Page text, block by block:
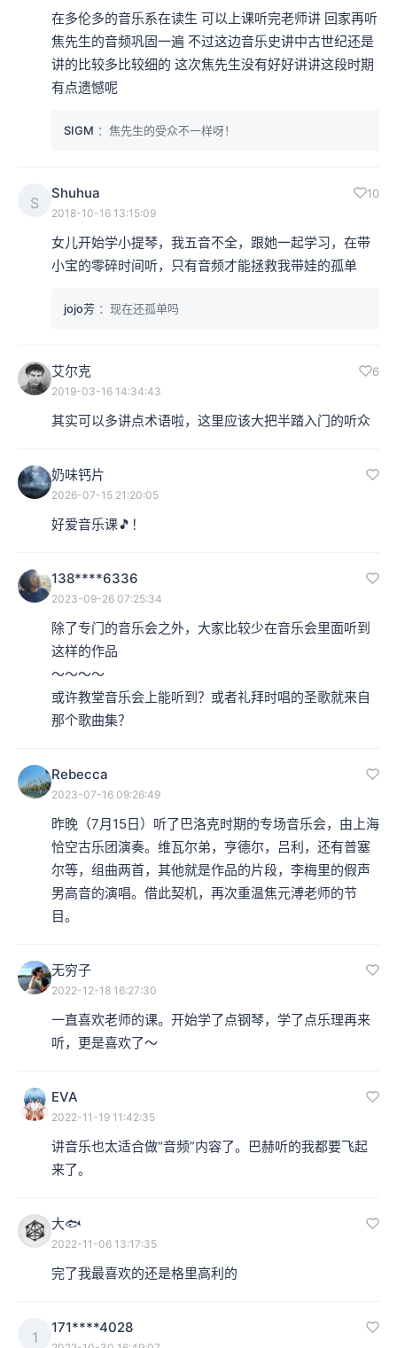
在多伦多的音乐系在读生 可以上课听完老师讲 回家再听
焦先生的音频巩固一遍 不过这边音乐史讲中古世纪还是
讲的比较多比较细的 这次焦先生没有好好讲讲这段时期
有点遗憾呢
SIGM ：焦先生的受众不一样呀！
S
Shuhua 10
2018-10-16 13:15:09
女儿开始学小提琴，我五音不全，跟她一起学习，在带
小宝的零碎时间听，只有音频才能拯救我带娃的孤单
jojo芳 ：现在还孤单吗
艾尔克 6
2019-03-16 14:34:43
其实可以多讲点术语啦，这里应该大把半踏入门的听众
奶味钙片
2026-07-15 21:20:05
好爱音乐课🎵！
138****6336
2023-09-26 07:25:34
除了专门的音乐会之外，大家比较少在音乐会里面听到
这样的作品
～～～～
或许教堂音乐会上能听到？或者礼拜时唱的圣歌就来自
那个歌曲集？
Rebecca
2023-07-16 09:26:49
昨晚（7月15日）听了巴洛克时期的专场音乐会，由上海
恰空古乐团演奏。维瓦尔弟，亨德尔，吕利，还有普塞
尔等，组曲两首，其他就是作品的片段，李梅里的假声
男高音的演唱。借此契机，再次重温焦元溥老师的节
目。
无穷子
2022-12-18 16:27:30
一直喜欢老师的课。开始学了点钢琴，学了点乐理再来
听，更是喜欢了～
EVA
2022-11-19 11:42:35
讲音乐也太适合做“音频”内容了。巴赫听的我都要飞起
来了。
大🐟
2022-11-06 13:17:35
完了我最喜欢的还是格里高利的
1
171****4028